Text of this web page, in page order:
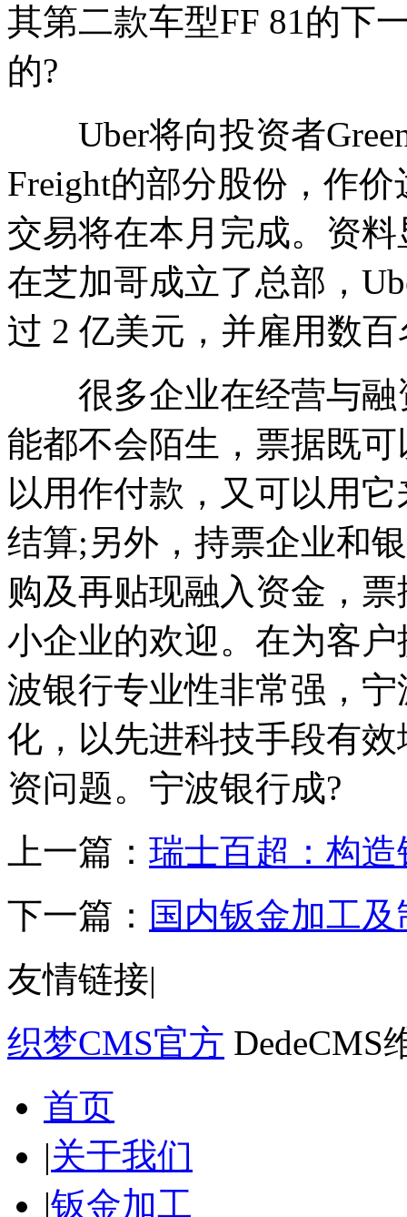
其第二款车型FF 81的下
的?
Uber将向投资者
Freight的部分股份，作
交易将在本月完成。资
在芝加哥成立了总部，
过 2 亿美元，并雇用数
很多企业在经营与融
能都不会陌生，票据既
以用作付款，又可以用
结算;另外，持票企业和
购及再贴现融入资金，
小企业的欢迎。在为客
波银行专业性非常强，
化，以先进科技手段有
资问题。宁波银行成?
上一篇： 瑞士百超：构
下一篇： 国内钣金加工
友情链接|
织梦CMS官方 DedeCMS
首页
|关于我们
|钣金加工